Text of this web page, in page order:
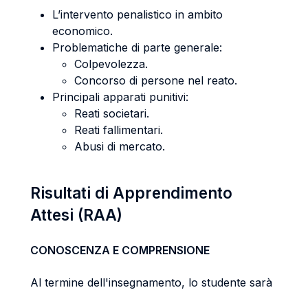
L’intervento penalistico in ambito
economico.
Problematiche di parte generale:
Colpevolezza.
Concorso di persone nel reato.
Principali apparati punitivi:
Reati societari.
Reati fallimentari.
Abusi di mercato.
Risultati di Apprendimento
Attesi (RAA)
CONOSCENZA E COMPRENSIONE
Al termine dell'insegnamento, lo studente sarà